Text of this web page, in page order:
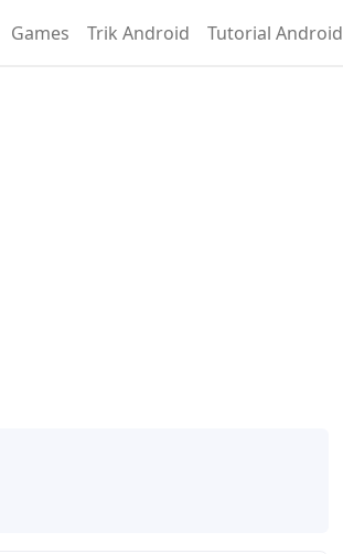
Games Trik Android Tutorial Android